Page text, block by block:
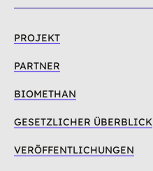
PROJEKT
PARTNER
BIOMETHAN
GESETZLICHER ÜBERBLICK
VERÖFFENTLICHUNGEN